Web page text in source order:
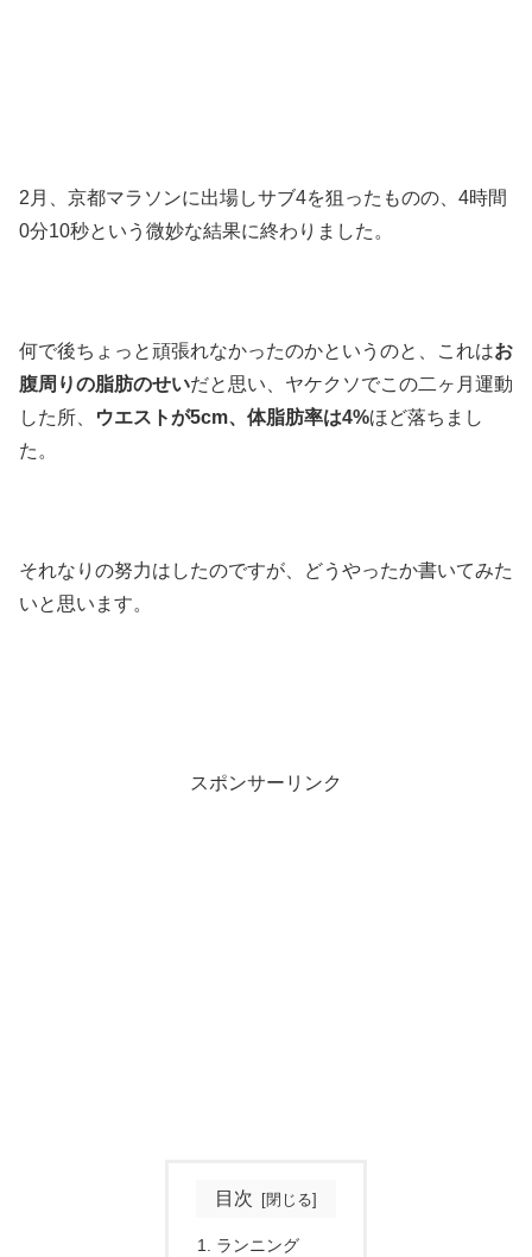
2月、京都マラソンに出場しサブ4を狙ったものの、4時間
0分10秒という微妙な結果に終わりました。
何で後ちょっと頑張れなかったのかというのと、これはお
腹周りの脂肪のせいだと思い、ヤケクソでこの二ヶ月運動
した所、
ウエストが5cm、体脂肪率は4%ほど落ちまし
た。
それなりの努力はしたのですが、どうやったか書いてみた
いと思います。
スポンサーリンク
目次
ランニング